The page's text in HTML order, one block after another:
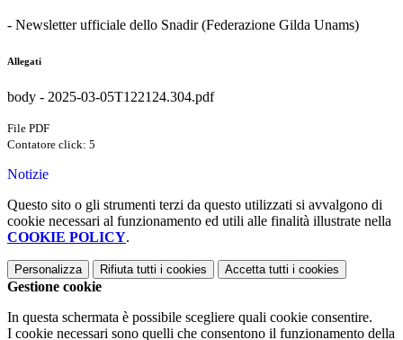
- Newsletter ufficiale dello Snadir (Federazione Gilda Unams)
Allegati
body - 2025-03-05T122124.304.pdf
File PDF
Contatore click: 5
Notizie
Questo sito o gli strumenti terzi da questo utilizzati si avvalgono di
cookie necessari al funzionamento ed utili alle finalità illustrate nella
COOKIE POLICY.
Personalizza Rifiuta tutti i cookies Accetta tutti i cookies
Gestione cookie
In questa schermata è possibile scegliere quali cookie consentire.
I cookie necessari sono quelli che consentono il funzionamento della